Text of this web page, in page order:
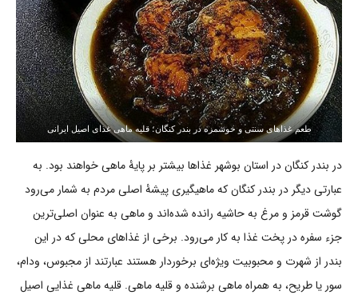
طعم غذاهای سنتی و خوشمزه در بندر کنگان؛ قلیه ماهی غذای اصیل ایرانی
در بندر کنگان در استان بوشهر غذاها بیشتر بر پایۀ ماهی خواهند بود. به
عبارتی دیگر در بندر کنگان که ماهیگیری پیشۀ اصلی مردم به شمار می‌رود
گوشت قرمز و مرغ به حاشیه رانده شده‌اند و ماهی به عنوان اصلی‌ترین
جزء سفره در پخت غذا به کار می‌رود. برخی از غذاهای محلی که در این
بندر از شهرت و محبوبیت ویژه‌ای برخوردار هستند عبارتند از مجبوس، ودام،
سور یا طریح، به همراه ماهی برشنده و قلیه ماهی. قلیه ماهی غذایی اصیل